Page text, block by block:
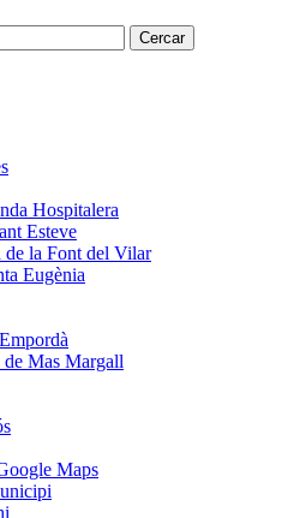
Cercar
Hospitalera
Esteve
de la Font del Vilar
Eugènia
de Mas Margall
Maps